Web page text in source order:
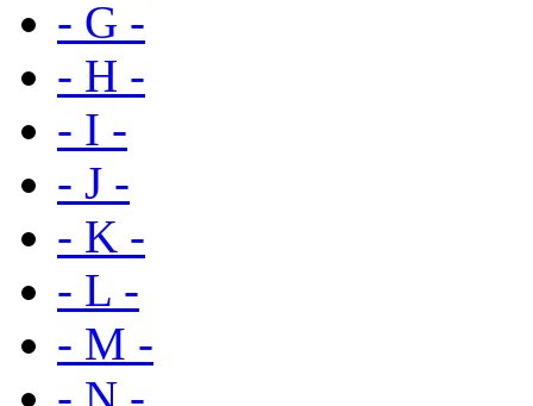
- G -
- H -
- I -
- J -
- K -
- L -
- M -